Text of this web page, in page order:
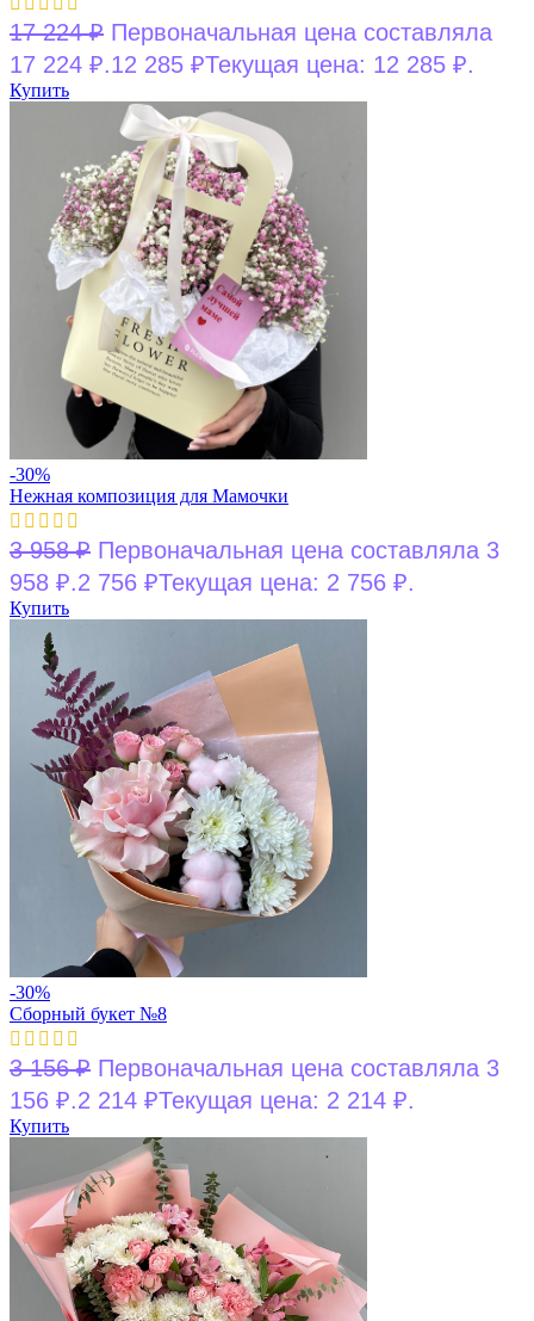
17 224₽ Первоначальная цена составляла
17 224 ₽.12 285 ₽Текущая цена: 12 285 ₽.
Купить
-30%
Нежная композиция для Мамочки
3 958₽ Первоначальная цена составляла 3
958 ₽.2 756 ₽Текущая цена: 2 756 ₽.
Купить
-30%
Сборный букет №8
3 156₽ Первоначальная цена составляла 3
156 ₽.2 214 ₽Текущая цена: 2 214 ₽.
Купить